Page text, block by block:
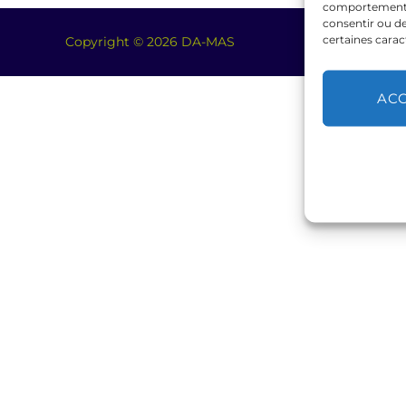
comportement
consentir ou
certaines
Copyright © 2026 DA-MAS